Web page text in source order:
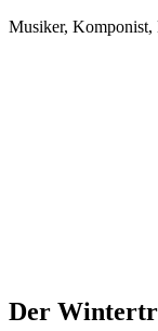
Musiker, Komponist,
Der